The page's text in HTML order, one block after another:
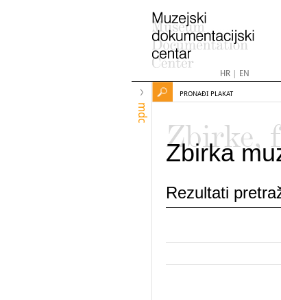
HR| EN
mdc
PRONAĐI PLAKAT
Zbirke,
Zbirka
Rezultati